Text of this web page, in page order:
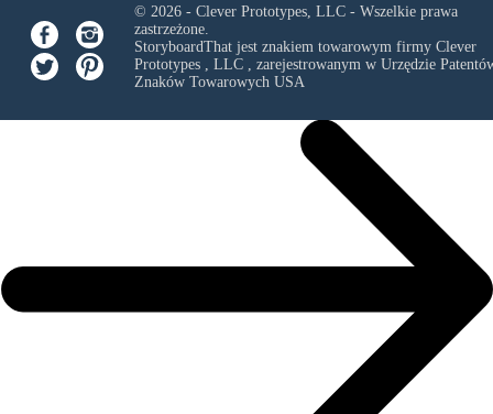
© 2026 - Clever Prototypes, LLC - Wszelkie prawa
zastrzeżone.
StoryboardThat jest znakiem towarowym firmy Clever
Prototypes , LLC, zarejestrowanym w Urzędzie
Znaków Towarowych USA